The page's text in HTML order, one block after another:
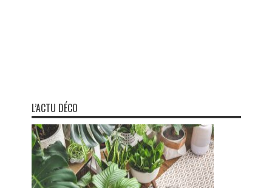
L’ACTU DÉCO